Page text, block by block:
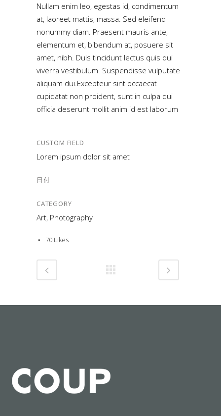
Nullam enim leo, egestas id, condimentum
at, laoreet mattis, massa. Sed eleifend
nonummy diam. Praesent mauris ante,
elementum et, bibendum at, posuere sit
amet, nibh. Duis tincidunt lectus quis dui
viverra vestibulum. Suspendisse vulputate
aliquam dui.Excepteur sint occaecat
cupidatat non proident, sunt in culpa qui
officia deserunt mollit anim id est laborum
CUSTOM FIELD
Lorem ipsum dolor sit amet
日付
CATEGORY
Art, Photography
70 Likes